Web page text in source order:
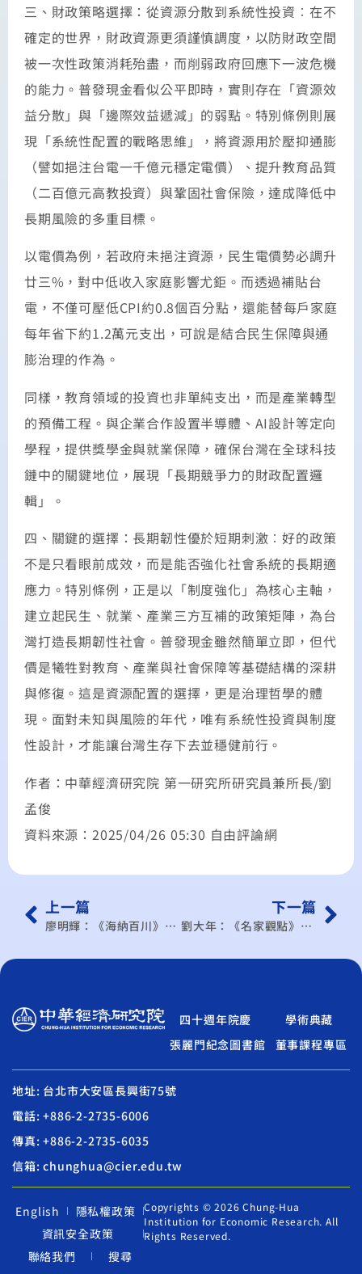
三、財政策略選擇：從資源分散到系統性投資︰在不
確定的世界，財政資源更須謹慎調度，以防財政空間
被一次性政策消耗殆盡，而削弱政府回應下一波危機
的能力。普發現金看似公平即時，實則存在「資源效
益分散」與「邊際效益遞減」的弱點。特別條例則展
現「系統性配置的戰略思維」，將資源用於壓抑通膨
（譬如挹注台電一千億元穩定電價）、提升教育品質
（二百億元高教投資）與鞏固社會保險，達成降低中
長期風險的多重目標。
以電價為例，若政府未挹注資源，民生電價勢必調升
廿三%，對中低收入家庭影響尤鉅。而透過補貼台
電，不僅可壓低CPI約0.8個百分點，還能替每戶家庭
每年省下約1.2萬元支出，可說是結合民生保障與通
膨治理的作為。
同樣，教育領域的投資也非單純支出，而是產業轉型
的預備工程。與企業合作設置半導體、AI設計等定向
學程，提供獎學金與就業保障，確保台灣在全球科技
鏈中的關鍵地位，展現「長期競爭力的財政配置邏
輯」。
四、關鍵的選擇：長期韌性優於短期刺激︰好的政策
不是只看眼前成效，而是能否強化社會系統的長期適
應力。特別條例，正是以「制度強化」為核心主軸，
建立起民生、就業、產業三方互補的政策矩陣，為台
灣打造長期韌性社會。普發現金雖然簡單立即，但代
價是犧牲對教育、產業與社會保障等基礎結構的深耕
與修復。這是資源配置的選擇，更是治理哲學的體
現。面對未知與風險的年代，唯有系統性投資與制度
性設計，才能讓台灣生存下去並穩健前行。
作者：中華經濟研究院 第一研究所研究員兼所長/劉
孟俊
資料來源：2025/04/26 05:30 自由評論網
上一篇
廖明輝：《海納百川》廣達「總舖師」韌性製造 關稅戰的好對策
下一篇
劉大年：《名家觀點》3,521%關稅的背後
四十週年院慶
學術典藏
張麗門紀念圖書館
董事課程專區
地址: 台北市大安區長興街75號
電話: +886-2-2735-6006
傳真: +886-2-2735-6035
信箱: chunghua@cier.edu.tw
English
隱私權政策
資訊安全政策
聯絡我們
搜尋
Copyrights © 2026 Chung-Hua
Institution for Economic Research. All
Rights Reserved.